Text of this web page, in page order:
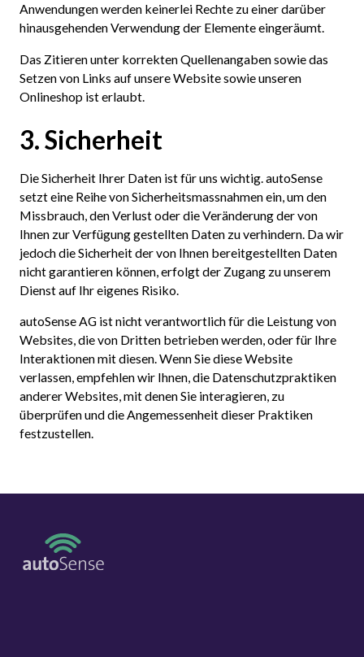
Anwendungen werden keinerlei Rechte zu einer darüber
hinausgehenden Verwendung der Elemente eingeräumt.
Das Zitieren unter korrekten Quellenangaben sowie das
Setzen von Links auf unsere Website sowie unseren
Onlineshop ist erlaubt.
3. Sicherheit
Die Sicherheit Ihrer Daten ist für uns wichtig. autoSense
setzt eine Reihe von Sicherheitsmassnahmen ein, um den
Missbrauch, den Verlust oder die Veränderung der von
Ihnen zur Verfügung gestellten Daten zu verhindern. Da wir
jedoch die Sicherheit der von Ihnen bereitgestellten Daten
nicht garantieren können, erfolgt der Zugang zu unserem
Dienst auf Ihr eigenes Risiko.
autoSense AG ist nicht verantwortlich für die Leistung von
Websites, die von Dritten betrieben werden, oder für Ihre
Interaktionen mit diesen. Wenn Sie diese Website
verlassen, empfehlen wir Ihnen, die Datenschutzpraktiken
anderer Websites, mit denen Sie interagieren, zu
überprüfen und die Angemessenheit dieser Praktiken
festzustellen.